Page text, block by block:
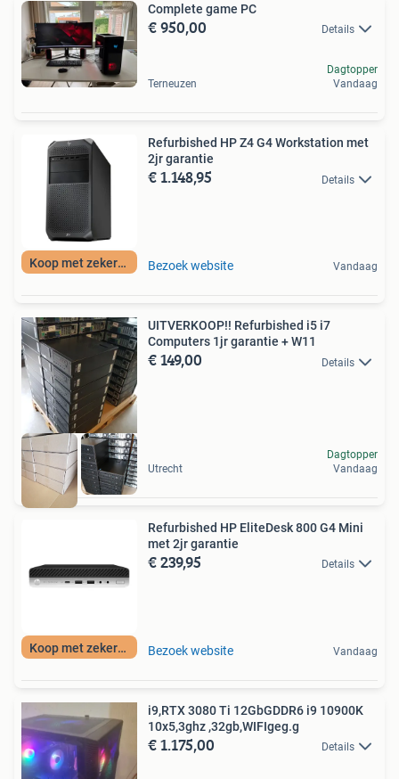
Complete game PC
€ 950,00 Details
Terneuzen
Dagtopper
Vandaag
Koop met zekerheid
Refurbished HP Z4 G4 Workstation met
2jr garantie
€ 1.148,95 Details
Bezoek website Vandaag
UITVERKOOP!! Refurbished i5 i7
Computers 1jr garantie + W11
€ 149,00 Details
Utrecht
Dagtopper
Vandaag
Koop met zekerheid
Refurbished HP EliteDesk 800 G4 Mini
met 2jr garantie
€ 239,95 Details
Bezoek website Vandaag
i9,RTX 3080 Ti 12GbGDDR6 i9 10900K
10x5,3ghz ,32gb,WIFIgeg.g
€ 1.175,00 Details